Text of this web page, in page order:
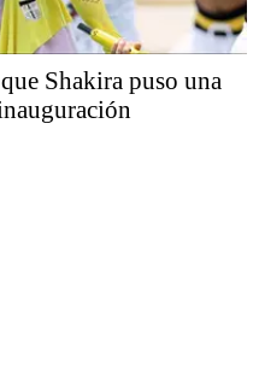
Shakira puso una